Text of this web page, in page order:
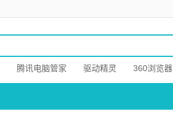
腾讯电脑管家 驱动精灵 360浏览器